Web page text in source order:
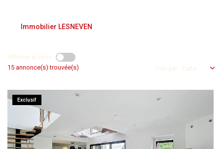
NOUS CONTACTER
Immobilier LESNEVEN
Afficher la carte
15 annonce(s) trouvée(s) Trier par
Exclusif